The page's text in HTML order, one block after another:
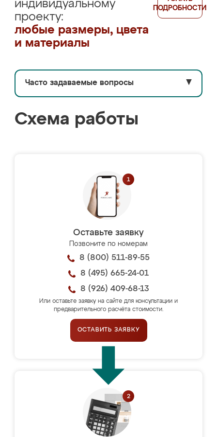
индивидуальному
проекту:
любые размеры, цвета
и материалы
ПОДРОБНОСТИ
Часто задаваемые вопросы ▼
Схема работы
Оставьте заявку
Позвоните по номерам
8 (800) 511-89-55
8 (495) 665-24-01
8 (926) 409-68-13
Или оставьте заявку на сайте для консультации и
предварительного расчёта стоимости.
ОСТАВИТЬ ЗАЯВКУ